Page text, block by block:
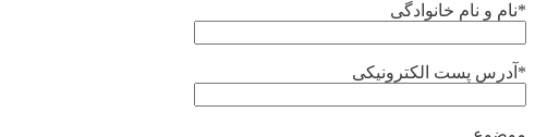
*نام و نام خانوادگی
*آدرس پست الکترونیکی